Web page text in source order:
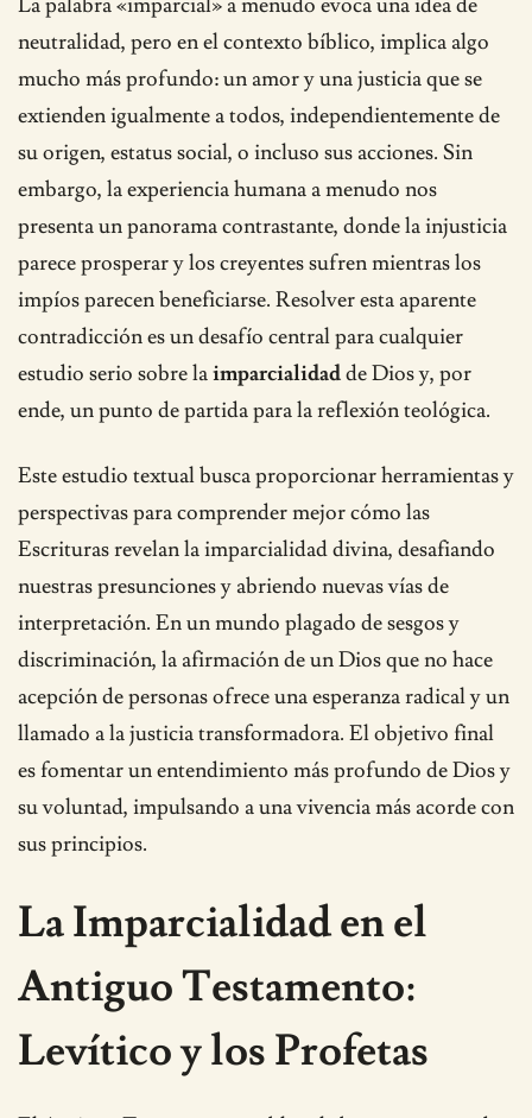
La palabra «imparcial» a menudo evoca una idea de
neutralidad, pero en el contexto bíblico, implica algo
mucho más profundo: un amor y una justicia que se
extienden igualmente a todos, independientemente de
su origen, estatus social, o incluso sus acciones. Sin
embargo, la experiencia humana a menudo nos
presenta un panorama contrastante, donde la injusticia
parece prosperar y los creyentes sufren mientras los
impíos parecen beneficiarse. Resolver esta aparente
contradicción es un desafío central para cualquier
estudio serio sobre laimparcialidadde Dios y, por
ende, un punto de partida para la reflexión teológica.
Este estudio textual busca proporcionar herramientas y
perspectivas para comprender mejor cómo las
Escrituras revelan la imparcialidad divina, desafiando
nuestras presunciones y abriendo nuevas vías de
interpretación. En un mundo plagado de sesgos y
discriminación, la afirmación de un Dios que no hace
acepción de personas ofrece una esperanza radical y un
llamado a la justicia transformadora. El objetivo final
es fomentar un entendimiento más profundo de Dios y
su voluntad, impulsando a una vivencia más acorde con
sus principios.
La Imparcialidad en el
Antiguo Testamento:
Levítico y los Profetas